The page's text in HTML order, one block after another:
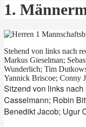
1.
Stehend von links nach
Markus Gieselman;
Wunderlich; Tim
Yannick Briscoe; Conny
Sitzend von links nach
Casselmann; Robin
Benedikt Jacob; Ugur